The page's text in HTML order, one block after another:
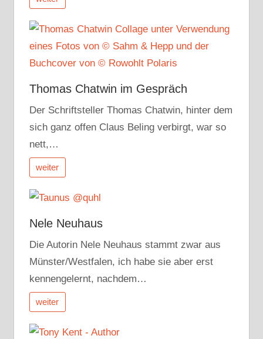
Thomas Chatwin im Gespräch
Der Schriftsteller Thomas Chatwin, hinter dem
sich ganz offen Claus Beling verbirgt, war so
nett,…
weiter
Nele Neuhaus
Die Autorin Nele Neuhaus stammt zwar aus
Münster/Westfalen, ich habe sie aber erst
kennengelernt, nachdem…
weiter